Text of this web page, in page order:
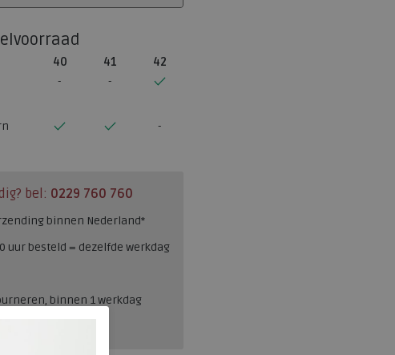
40 41
42
bel: 0229 760 760
binnen Nederland*
uur besteld = dezelfde werkdag
binnen 1 werkdag